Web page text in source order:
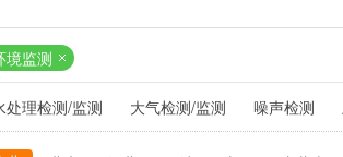
境监测
处理检测/监测 大气检测/监测 噪声检测